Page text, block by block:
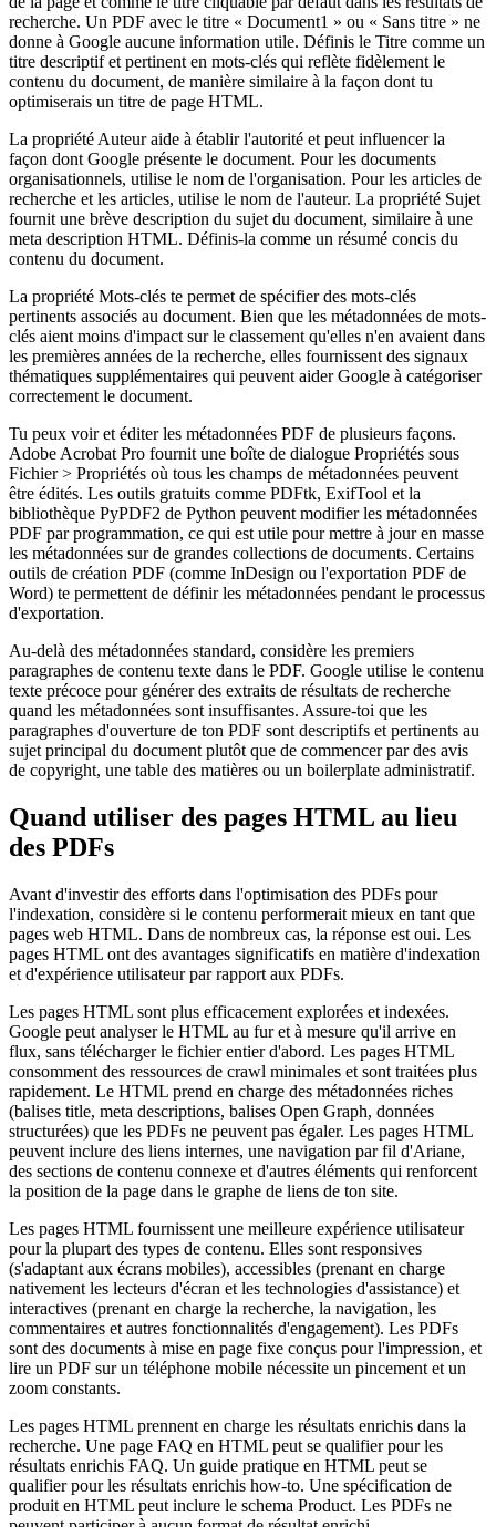
recherche. Un PDF avec le titre « Document1 » ou « Sans titre » ne
donne à Google aucune information utile. Définis le Titre comme un
titre descriptif et pertinent en mots-clés qui reflète fidèlement le
contenu du document, de manière similaire à la façon dont tu
optimiserais un titre de page HTML.
La propriété Auteur aide à établir l'autorité et peut influencer la
façon dont Google présente le document. Pour les documents
organisationnels, utilise le nom de l'organisation. Pour les articles de
recherche et les articles, utilise le nom de l'auteur. La propriété Sujet
fournit une brève description du sujet du document, similaire à une
meta description HTML. Définis-la comme un résumé concis du
contenu du document.
La propriété Mots-clés te permet de spécifier des mots-clés
pertinents associés au document. Bien que les métadonnées de mots-
clés aient moins d'impact sur le classement qu'elles n'en avaient dans
les premières années de la recherche, elles fournissent des signaux
thématiques supplémentaires qui peuvent aider Google à catégoriser
correctement le document.
Tu peux voir et éditer les métadonnées PDF de plusieurs façons.
Adobe Acrobat Pro fournit une boîte de dialogue Propriétés sous
Fichier > Propriétés où tous les champs de métadonnées peuvent
être édités. Les outils gratuits comme PDFtk, ExifTool et la
bibliothèque PyPDF2 de Python peuvent modifier les métadonnées
PDF par programmation, ce qui est utile pour mettre à jour en masse
les métadonnées sur de grandes collections de documents. Certains
outils de création PDF (comme InDesign ou l'exportation PDF de
Word) te permettent de définir les métadonnées pendant le processus
d'exportation.
Au-delà des métadonnées standard, considère les premiers
paragraphes de contenu texte dans le PDF. Google utilise le contenu
texte précoce pour générer des extraits de résultats de recherche
quand les métadonnées sont insuffisantes. Assure-toi que les
paragraphes d'ouverture de ton PDF sont descriptifs et pertinents au
sujet principal du document plutôt que de commencer par des avis
de copyright, une table des matières ou un boilerplate administratif.
Quand utiliser des pages HTML au lieu
des PDFs
Avant d'investir des efforts dans l'optimisation des PDFs pour
l'indexation, considère si le contenu performerait mieux en tant que
pages web HTML. Dans de nombreux cas, la réponse est oui. Les
pages HTML ont des avantages significatifs en matière d'indexation
et d'expérience utilisateur par rapport aux PDFs.
Les pages HTML sont plus efficacement explorées et indexées.
Google peut analyser le HTML au fur et à mesure qu'il arrive en
flux, sans télécharger le fichier entier d'abord. Les pages HTML
consomment des ressources de crawl minimales et sont traitées plus
rapidement. Le HTML prend en charge des métadonnées riches
(balises title, meta descriptions, balises Open Graph, données
structurées) que les PDFs ne peuvent pas égaler. Les pages HTML
peuvent inclure des liens internes, une navigation par fil d'Ariane,
des sections de contenu connexe et d'autres éléments qui renforcent
la position de la page dans le graphe de liens de ton site.
Les pages HTML fournissent une meilleure expérience utilisateur
pour la plupart des types de contenu. Elles sont responsives
(s'adaptant aux écrans mobiles), accessibles (prenant en charge
nativement les lecteurs d'écran et les technologies d'assistance) et
interactives (prenant en charge la recherche, la navigation, les
commentaires et autres fonctionnalités d'engagement). Les PDFs
sont des documents à mise en page fixe conçus pour l'impression, et
lire un PDF sur un téléphone mobile nécessite un pincement et un
zoom constants.
Les pages HTML prennent en charge les résultats enrichis dans la
recherche. Une page FAQ en HTML peut se qualifier pour les
résultats enrichis FAQ. Un guide pratique en HTML peut se
qualifier pour les résultats enrichis how-to. Une spécification de
produit en HTML peut inclure le schema Product. Les PDFs ne